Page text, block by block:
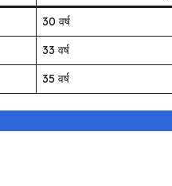
30 वर्ष
33 वर्ष
35 वर्ष